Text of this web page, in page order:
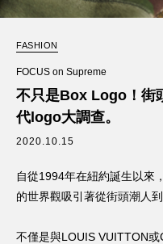
FASHION
FOCUS on Supreme
不只是Box Logo！街
代logo大調查。
2020.10.15
自從1994年在紐約誕生以來
的世界觀吸引著從街頭潮人
不僅是與LOUIS VUITTON